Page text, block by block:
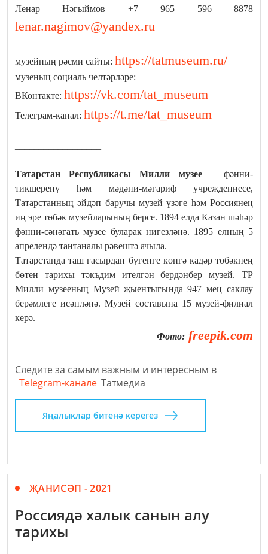
Ленар Нәгыймов +7 965 596 8878
lenar.nagimov@yandex.ru
музейның рәсми сайты: https://tatmuseum.ru/
музеның социаль челтәрләре:
ВКонтакте: https://vk.com/tat_museum
Телеграм-канал: https://t.me/tat_museum
Татарстан Республикасы Милли музее– фәнни-
тикшеренү һәм мәдәни-мәгариф учреждениесе,
Татарстанның әйдәп баручы музей үзәге һәм Россиянең
иң эре төбәк музейларының берсе. 1894 елда Казан шәһәр
фәнни-сәнәгать музее буларак нигезләнә. 1895 елның 5
апрелендә тантаналы рәвештә ачыла.
Татарстанда таш гасырдан бүгенге көнгә кадәр төбәкнең
бөтен тарихы тәкъдим ителгән бердәнбер музей. ТР
Милли музееның Музей җыентыгында 947 мең саклау
берәмлеге исәпләнә. Музей составына 15 музей-филиал
керә.
Фото: freepik.com
Следите за самым важным и интересным в
Telegram-канале Татмедиа
Яңалыклар битенә керегез
ҖАНИСӘП - 2021
Россиядә халык санын алу
тарихы